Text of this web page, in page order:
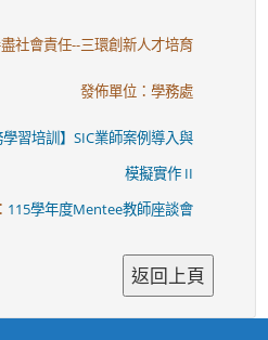
社會責任--三環創新人才培育
發佈單位：學務處
學習培訓】SIC業師案例導入與
模擬實作 II
115學年度Mentee教師座談會